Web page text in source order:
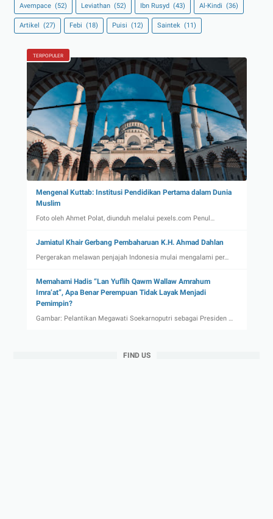
Avempace (52) Leviathan (52) Ibn Rusyd (43) Al-Kindi (36)
Artikel (27) Febi (18) Puisi (12) Saintek (11)
TERPOPULER
Mengenal Kuttab: Institusi Pendidikan Pertama dalam Dunia
Muslim
Foto oleh Ahmet Polat, diunduh melalui pexels.com Penul…
Jamiatul Khair Gerbang Pembaharuan K.H. Ahmad Dahlan
Pergerakan melawan penjajah Indonesia mulai mengalami per…
Memahami Hadis “Lan Yuflih Qawm Wallaw Amrahum
Imra’at”, Apa Benar Perempuan Tidak Layak Menjadi
Pemimpin?
Gambar: Pelantikan Megawati Soekarnoputri sebagai Presiden …
FIND US